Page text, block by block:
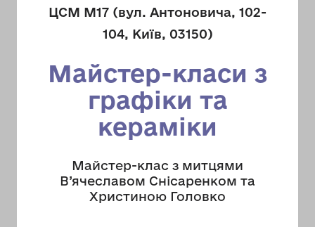
ЦСМ М17 (вул. Антоновича, 102-
104, Київ, 03150)
Майстер-класи з
графіки та
кераміки
Майстер-клас з митцями
В’ячеславом Снісаренком та
Христиною Головко